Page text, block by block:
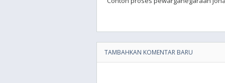
TAMBAHKAN KOMENTAR BARU